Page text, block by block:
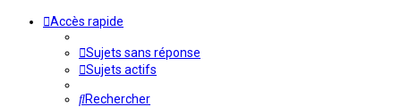
Accès rapide
Sujets sans réponse
Sujets actifs
Rechercher